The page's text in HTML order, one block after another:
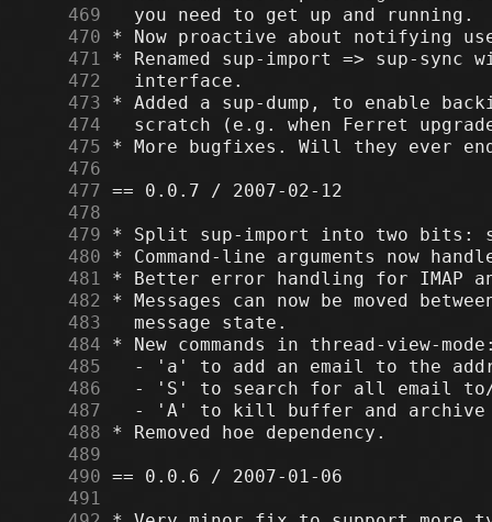
    469
    470
    471
    472
    473
    474
    475
    476
    477
    478
    479
    480
    481
    482
    483
    484
    485
    486
    487
    488
    489
    490
    491